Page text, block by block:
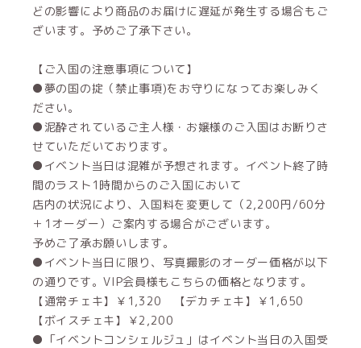
どの影響により商品のお届けに遅延が発生する場合もご
ざいます。予めご了承下さい。
【ご入国の注意事項について】
●夢の国の掟（禁止事項)をお守りになってお楽しみく
ださい。
●泥酔されているご主人様・お嬢様のご入国はお断りさ
せていただいております。
●イベント当日は混雑が予想されます。イベント終了時
間のラスト1時間からのご入国において
店内の状況により、入国料を変更して（2,200円/60分
＋1オーダー）ご案内する場合がございます。
予めご了承お願いします。
●イベント当日に限り、写真撮影のオーダー価格が以下
の通りです。VIP会員様もこちらの価格となります。
【通常チェキ】￥1,320 【デカチェキ】￥1,650
【ボイスチェキ】￥2,200
●「イベントコンシェルジュ」はイベント当日の入国受